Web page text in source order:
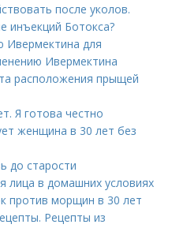
после уколов.
инъекций Ботокса?
Ивермектина для
Ивермектина
расположения прыщей
Я готова честно
женщина в 30 лет без
до старости
в домашних условиях
против морщин в 30 лет
Рецепты из